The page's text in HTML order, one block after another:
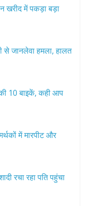
खरीद में पकड़ा बड़ा
से जानलेवा हमला, हालत
10 बाइकें, कही आप
में मारपीट और
रचा रहा पति पहुंचा